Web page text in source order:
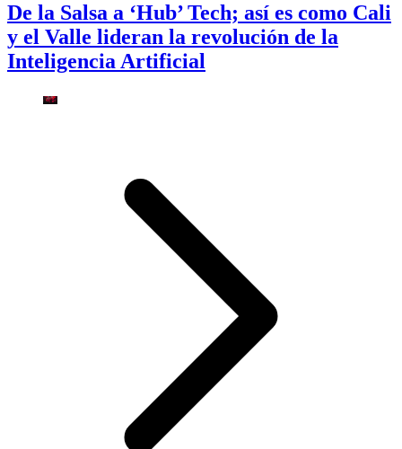
De la Salsa a ‘Hub’ Tech; así es como Cali
y el Valle lideran la revolución de la
Inteligencia Artificial